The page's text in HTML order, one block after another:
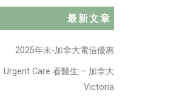
最新文章
2025年末-加拿大電信優惠
Urgent Care 看醫生 – 加拿大
Victoria